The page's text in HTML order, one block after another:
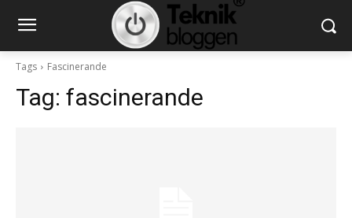
Tags Fascinerande
Tag: fascinerande